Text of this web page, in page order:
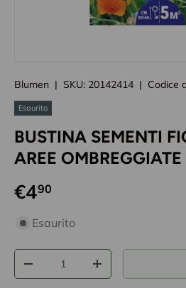
Blumen | SKU: 20142414 | Codice
Esaurito
BUSTINA SEMENTI
AREE OMBREGGIATE
€490
disponibilità prodotto
Esaurito
+